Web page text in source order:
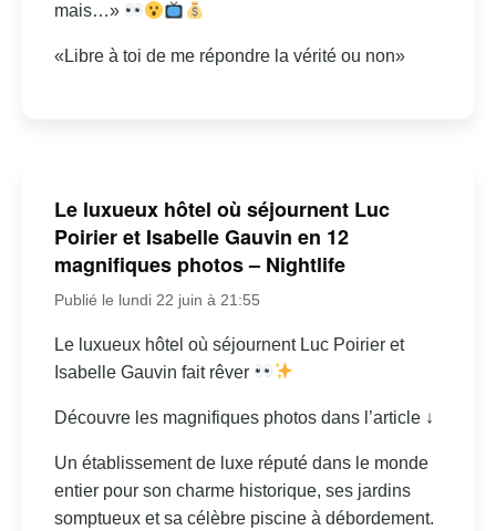
mais…»
«Libre à toi de me répondre la vérité ou non»
Le luxueux hôtel où séjournent Luc
Poirier et Isabelle Gauvin en 12
magnifiques photos – Nightlife
Publié le lundi 22 juin à 21:55
Le luxueux hôtel où séjournent Luc Poirier et
Isabelle Gauvin fait rêver
Découvre les magnifiques photos dans l’article ↓
Un établissement de luxe réputé dans le monde
entier pour son charme historique, ses jardins
somptueux et sa célèbre piscine à débordement.